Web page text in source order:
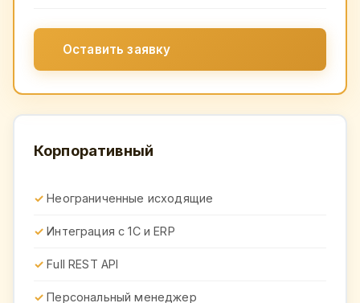
Оставить заявку
Корпоративный
Неограниченные исходящие
Интеграция с 1С и ERP
Full REST API
Персональный менеджер